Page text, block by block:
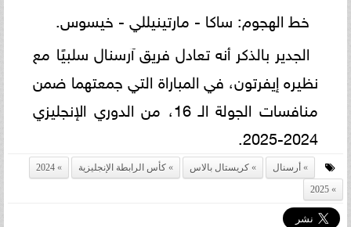
خط الهجوم: ساكا - مارتينيللي - خيسوس.
الجدير بالذكر أنه تعادل فريق آرسنال سلبيًا مع
نظيره إيفرتون، في المباراة التي جمعتهما ضمن
منافسات الجولة الـ 16، من الدوري الإنجليزي
2024-2025.
أرسنال كريستال بالاس كأس الرابطة الإنجليزية
2024
2025